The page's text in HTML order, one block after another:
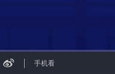
手机看